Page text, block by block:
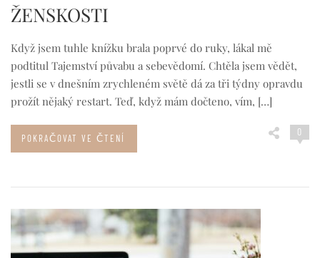
ŽENSKOSTI
Když jsem tuhle knížku brala poprvé do ruky, lákal mě
podtitul Tajemství půvabu a sebevědomí. Chtěla jsem vědět,
jestli se v dnešním zrychleném světě dá za tři týdny opravdu
prožít nějaký restart. Teď, když mám dočteno, vím, […]
0
POKRAČOVAT VE ČTENÍ